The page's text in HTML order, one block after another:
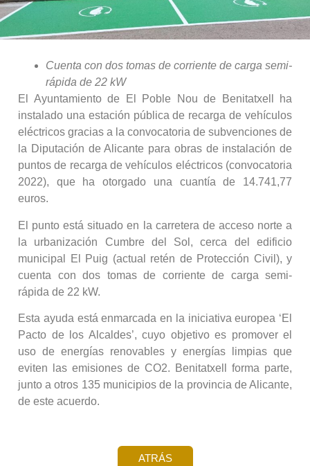
Cuenta con dos tomas de corriente de carga semi-
rápida de 22 kW
El Ayuntamiento de El Poble Nou de Benitatxell ha
instalado una estación pública de recarga de vehículos
eléctricos gracias a la convocatoria de subvenciones de
la Diputación de Alicante para obras de instalación de
puntos de recarga de vehículos eléctricos (convocatoria
2022), que ha otorgado una cuantía de 14.741,77
euros.
El punto está situado en la carretera de acceso norte a
la urbanización Cumbre del Sol, cerca del edificio
municipal El Puig (actual retén de Protección Civil), y
cuenta con dos tomas de corriente de carga semi-
rápida de 22 kW.
Esta ayuda está enmarcada en la iniciativa europea ‘El
Pacto de los Alcaldes’, cuyo objetivo es promover el
uso de energías renovables y energías limpias que
eviten las emisiones de CO2. Benitatxell forma parte,
junto a otros 135 municipios de la provincia de Alicante,
de este acuerdo.
ATRÁS